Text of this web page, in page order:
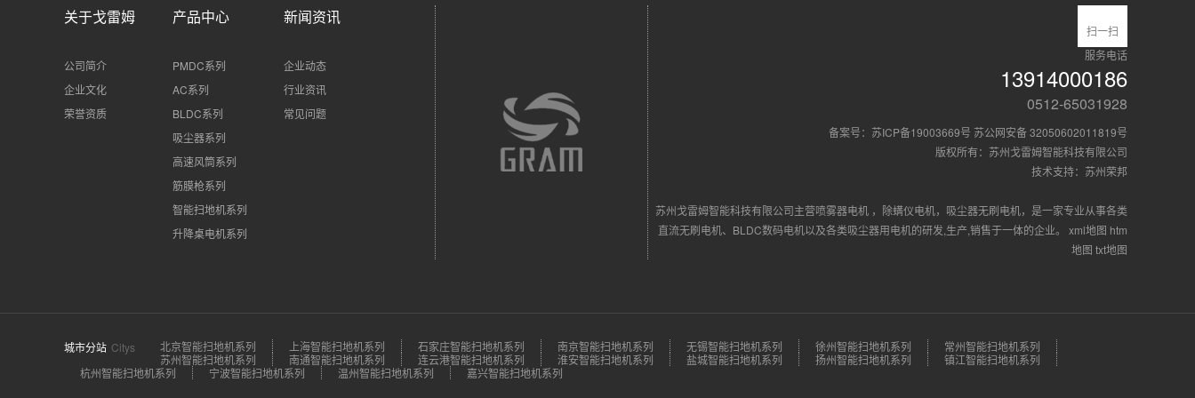
关于戈雷姆
公司简介
企业文化
荣誉资质
产品中心
PMDC系列
AC系列
BLDC系列
吸尘器系列
高速风筒系列
筋膜枪系列
智能扫地机系列
升降桌电机系列
新闻资讯
企业动态
行业资讯
常见问题
扫一扫
服务电话
13914000186
0512-65031928
备案号： 苏ICP备19003669号 苏公网安备 32050602011819号
版权所有：苏州戈雷姆智能科技有限公司
技术支持： 苏州荣邦
苏州戈雷姆智能科技有限公司主营喷雾器电机 ， 除螨仪电机， 吸尘器无刷电机，是一家专业从事各类
直流无刷电机、BLDC数码电机以及各类吸尘器用电机的研发,生产,销售于一体的企业。 xml地图 htm
地图 txt地图
城市分站 Citys 北京智能扫地机系列 上海智能扫地机系列 石家庄智能扫地机系列 南京智能扫地机系列 无锡智能扫地机系列 徐州智能扫地机系列
常州智能扫地机系列
苏州智能扫地机系列
南通智能扫地机系列 连云港智能扫地机系列 淮安智能扫地机系列 盐城智能扫地机系列 扬州智能扫地机系列
镇江智能扫地机系列
杭州智能扫地机系列
宁波智能扫地机系列 温州智能扫地机系列 嘉兴智能扫地机系列